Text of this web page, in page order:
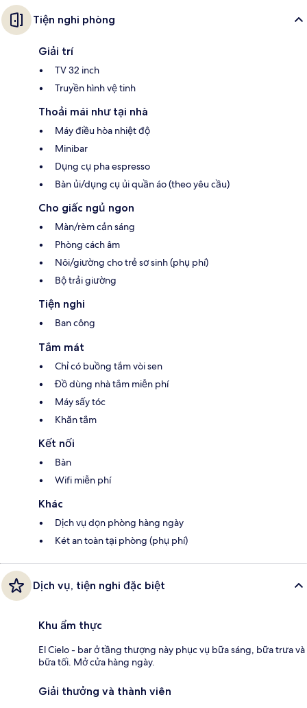
Tiện nghi phòng
Giải trí
TV 32 inch
Truyền hình vệ tinh
Thoải mái như tại nhà
Máy điều hòa nhiệt độ
Minibar
Dụng cụ pha espresso
Bàn ủi/dụng cụ ủi quần áo (theo yêu cầu)
Cho giấc ngủ ngon
Màn/rèm cản sáng
Phòng cách âm
Nôi/giường cho trẻ sơ sinh (phụ phí)
Bộ trải giường
Tiện nghi
Ban công
Tắm mát
Chỉ có buồng tắm vòi sen
Đồ dùng nhà tắm miễn phí
Máy sấy tóc
Khăn tắm
Kết nối
Bàn
Wifi miễn phí
Khác
Dịch vụ dọn phòng hàng ngày
Két an toàn tại phòng (phụ phí)
Dịch vụ, tiện nghi đặc biệt
Khu ẩm thực
El Cielo - bar ở tầng thượng này phục vụ bữa sáng, bữa trưa và
bữa tối. Mở cửa hàng ngày.
Giải thưởng và thành viên